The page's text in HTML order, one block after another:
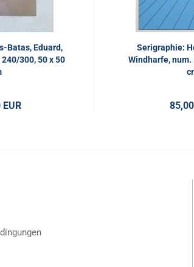
Batas, Eduard,
300, 50 x 50
Serigraphie:
Windharfe, num.